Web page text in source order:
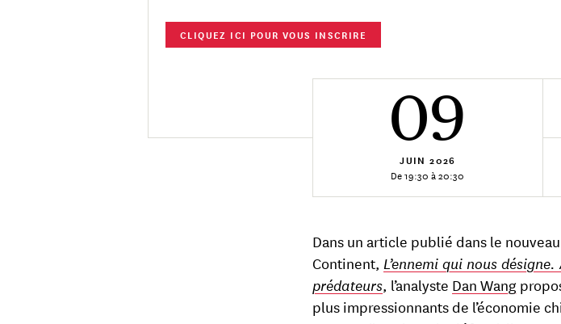
CLIQUEZ ICI POUR VOUS INSCRIRE
09
JUIN 2026
De 19:30 à 20:30
Dans un article publié dans le
Continent, L’ennemi qui nous
prédateurs, l’analyste Dan Wang
plus impressionnants de l’économie